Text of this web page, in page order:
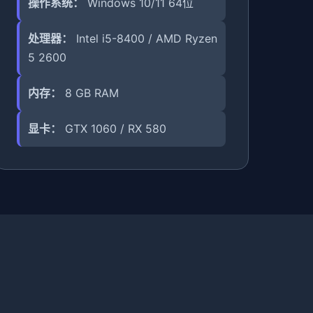
操作系统： Windows 10/11 64位
处理器：
Intel i5-8400 / AMD Ryzen
5 2600
内存： 8 GB RAM
显卡： GTX 1060 / RX 580